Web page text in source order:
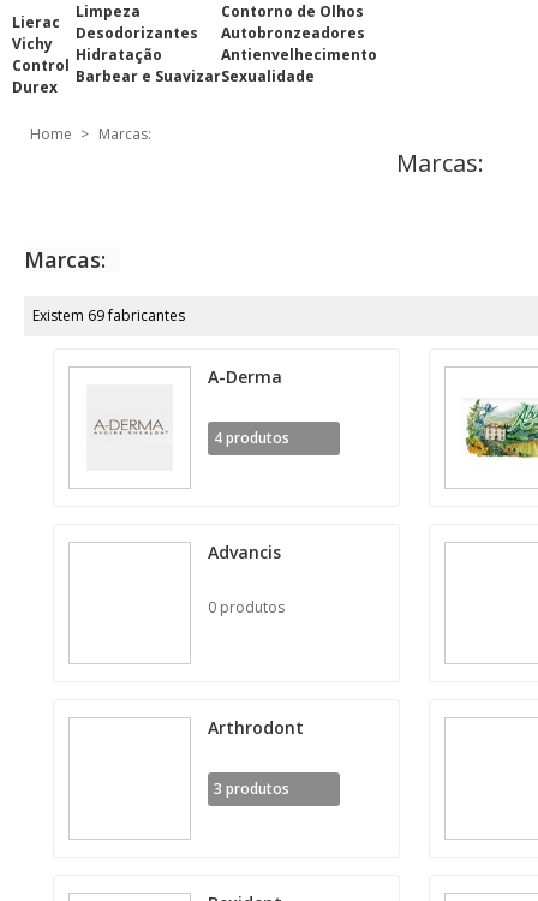
Lierac
Vichy
Control
Durex
Limpeza
Desodorizantes
Hidratação
Barbear e Suavizar
Contorno de Olhos
Autobronzeadores
Antienvelhecimento
Sexualidade
Home > Marcas:
Marcas:
Marcas:
Existem 69 fabricantes
A-Derma
4 produtos
Advancis
0 produtos
Arthrodont
3 produtos